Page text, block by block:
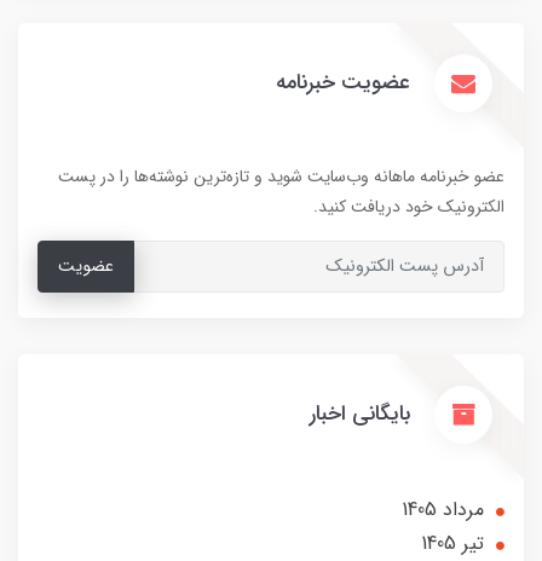
عضویت خبرنامه
عضو خبرنامه ماهانه وب‌سایت شوید و تازه‌ترین نوشته‌ها را در پست
الکترونیک خود دریافت کنید.
عضویت
بایگانی اخبار
مرداد 1405
تير 1405